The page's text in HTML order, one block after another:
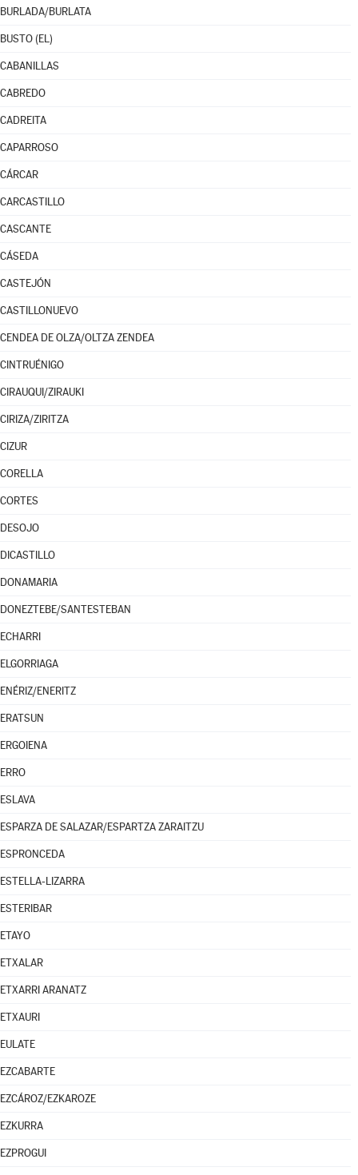
BURLADA/BURLATA
BUSTO (EL)
CABANILLAS
CABREDO
CADREITA
CAPARROSO
CÁRCAR
CARCASTILLO
CASCANTE
CÁSEDA
CASTEJÓN
CASTILLONUEVO
CENDEA DE OLZA/OLTZA ZENDEA
CINTRUÉNIGO
CIRAUQUI/ZIRAUKI
CIRIZA/ZIRITZA
CIZUR
CORELLA
CORTES
DESOJO
DICASTILLO
DONAMARIA
DONEZTEBE/SANTESTEBAN
ECHARRI
ELGORRIAGA
ENÉRIZ/ENERITZ
ERATSUN
ERGOIENA
ERRO
ESLAVA
ESPARZA DE SALAZAR/ESPARTZA ZARAITZU
ESPRONCEDA
ESTELLA-LIZARRA
ESTERIBAR
ETAYO
ETXALAR
ETXARRI ARANATZ
ETXAURI
EULATE
EZCABARTE
EZCÁROZ/EZKAROZE
EZKURRA
EZPROGUI